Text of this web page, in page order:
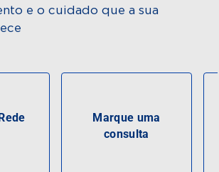
e o cuidado que a sua
Marque uma
consulta